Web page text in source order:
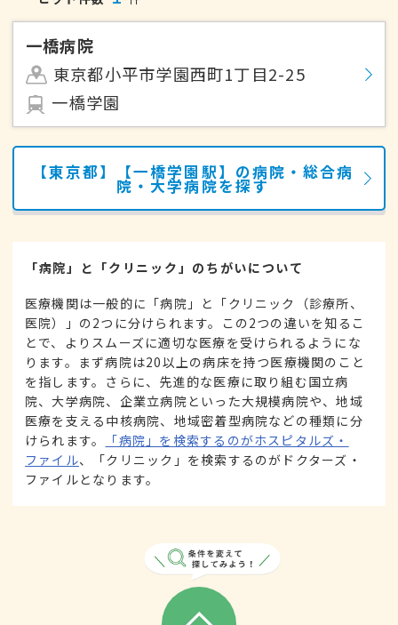
一橋病院
東京都小平市学園西町1丁目2-25
一橋学園
【東京都】【一橋学園駅】の病院・総合病
院・大学病院を探す
「病院」と「クリニック」のちがいについて
医療機関は一般的に「病院」と「クリニック（診療所、
医院）」の2つに分けられます。この2つの違いを知るこ
とで、よりスムーズに適切な医療を受けられるようにな
ります。まず病院は20以上の病床を持つ医療機関のこと
を指します。さらに、先進的な医療に取り組む国立病
院、大学病院、企業立病院といった大規模病院や、地域
医療を支える中核病院、地域密着型病院などの種類に分
けられます。
「病院」を検索するのがホスピタルズ・
ファイル、「クリニック」を検索するのがドクターズ・
ファイルとなります。